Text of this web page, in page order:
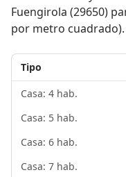
Fuengirola (29650)
por metro cuadrado).
Tipo
Casa: 4 hab.
Casa: 5 hab.
Casa: 6 hab.
Casa: 7 hab.